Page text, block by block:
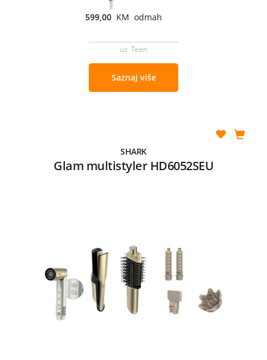
599,00 KM odmah
uz Teen
Saznaj više
SHARK
Glam multistyler HD6052SEU